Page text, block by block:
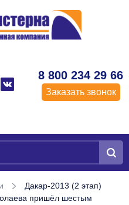
8 800 234 29 66
Заказать звонок
Дакар-2013 (2 этап)
пришёл шестым